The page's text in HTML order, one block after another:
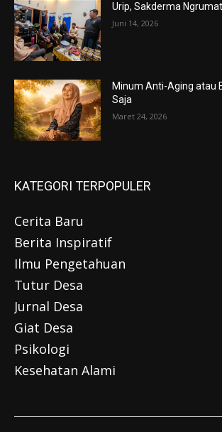
Urip, Sakderma
Juni 14, 2026
Minum Anti-Aging atau
Saja
Maret 24, 2026
KATEGORI TERPOPULER
Cerita Baru
Berita Inspiratif
Ilmu Pengetahuan
Tutur Desa
Jurnal Desa
Giat Desa
Psikologi
Kesehatan Alami